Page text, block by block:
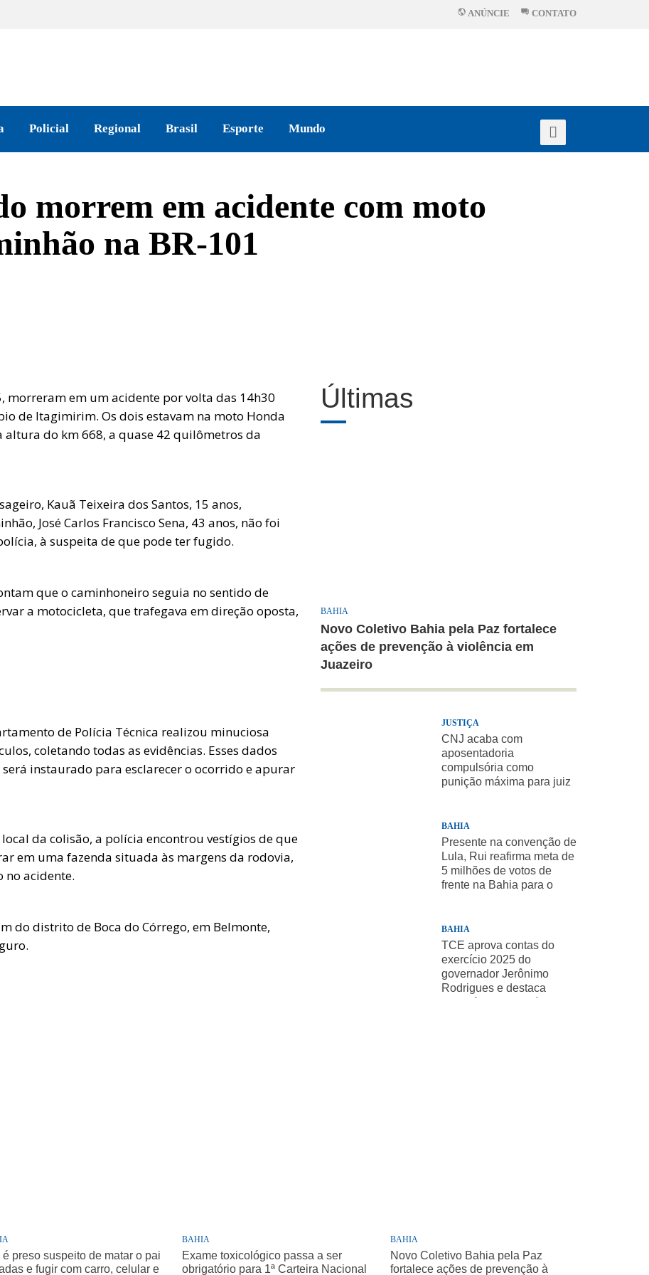
ANÚNCIE CONTATO
Policial Regional Brasil Esporte Mundo
morrem em acidente com moto
na BR-101
morreram em um acidente por volta das 14h30
de Itagimirim. Os dois estavam na moto Honda
do km 668, a quase 42 quilômetros da
Kauã Teixeira dos Santos, 15 anos,
José Carlos Francisco Sena, 43 anos, não foi
à suspeita de que pode ter fugido.
que o caminhoneiro seguia no sentido de
a motocicleta, que trafegava em direção oposta,
de Polícia Técnica realizou minuciosa
coletando todas as evidências. Esses dados
instaurado para esclarecer o ocorrido e apurar
local da colisão, a polícia encontrou vestígios de que
em uma fazenda situada às margens da rodovia,
acidente.
do distrito de Boca do Córrego, em Belmonte,
Últimas
BAHIA
Novo Coletivo Bahia pela Paz fortalece
ações de prevenção à violência em
Juazeiro
JUSTIÇA
CNJ acaba com
aposentadoria
compulsória como
punição máxima para juiz
BAHIA
Presente na convenção de
Lula, Rui reafirma meta de
5 milhões de votos de
frente na Bahia para o
BAHIA
TCE aprova contas do
exercício 2025 do
governador Jerônimo
Rodrigues e destaca
é preso suspeito de matar o pai
e fugir com carro, celular e
BAHIA
Exame toxicológico passa a ser
obrigatório para 1ª Carteira Nacional
BAHIA
Novo Coletivo Bahia pela Paz
fortalece ações de prevenção à